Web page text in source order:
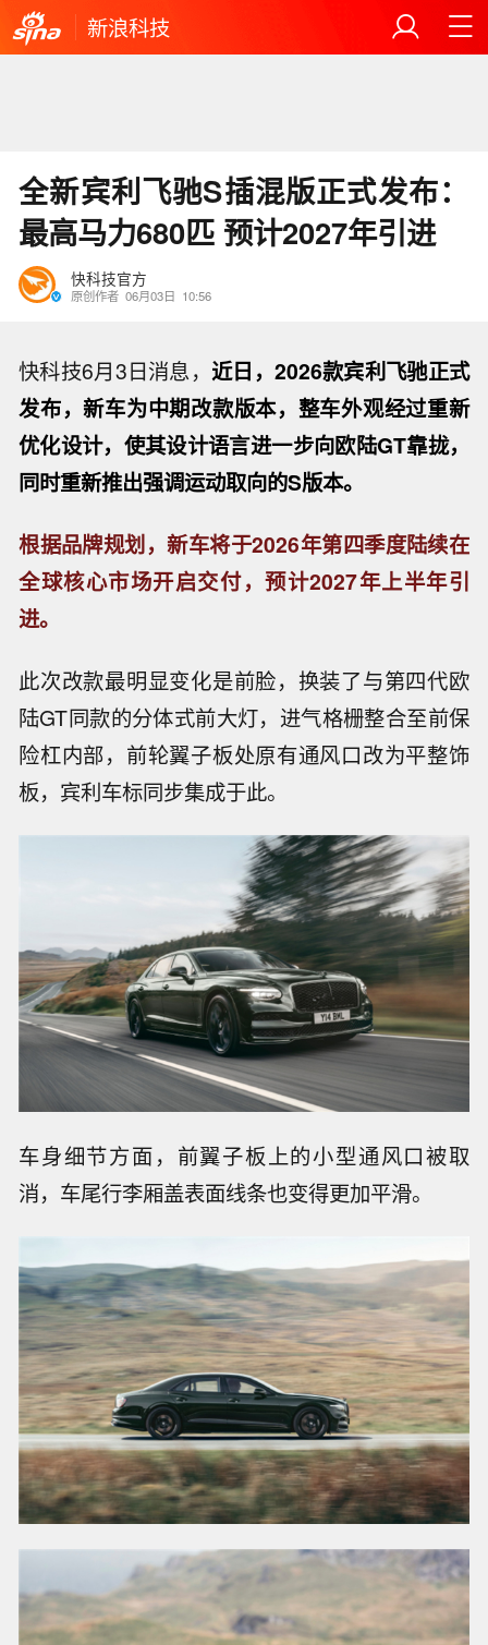
新浪科技
全新宾利飞驰S插混版正式发布：
最高马力680匹 预计2027年引进
快科技官方
原创作者 06月03日 10:56
快科技6月3日消息， 近日，2026款宾利飞驰正式
发布，新车为中期改款版本，整车外观经过重新
优化设计，使其设计语言进一步向欧陆GT靠拢，
同时重新推出强调运动取向的S版本。
根据品牌规划，新车将于2026年第四季度陆续在
全球核心市场开启交付，预计2027年上半年引
进。
此次改款最明显变化是前脸，换装了与第四代欧
陆GT同款的分体式前大灯，进气格栅整合至前保
险杠内部，前轮翼子板处原有通风口改为平整饰
板，宾利车标同步集成于此。
车身细节方面，前翼子板上的小型通风口被取
消，车尾行李厢盖表面线条也变得更加平滑。